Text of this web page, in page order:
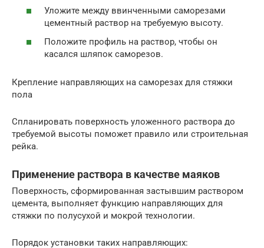
Уложите между ввинченными саморезами
цементный раствор на требуемую высоту.
Положите профиль на раствор, чтобы он
касался шляпок саморезов.
Крепление направляющих на саморезах для стяжки
пола
Спланировать поверхность уложенного раствора до
требуемой высоты поможет правило или строительная
рейка.
Применение раствора в качестве маяков
Поверхность, сформированная застывшим раствором
цемента, выполняет функцию направляющих для
стяжки по полусухой и мокрой технологии.
Порядок установки таких направляющих: